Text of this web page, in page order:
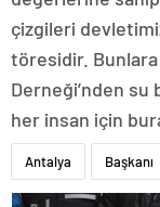
çizgileri
töresidir.
Derneği’nden
her insan için
Antalya Başkanı